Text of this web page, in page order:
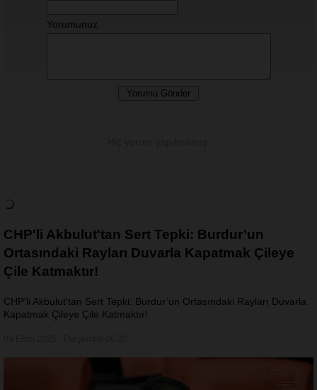
Yorumunuz
CHP'li Akbulut'tan Sert Tepki: Burdur’un
Ortasındaki Rayları Duvarla Kapatmak Çileye
Çile Katmaktır!
CHP'li Akbulut'tan Sert Tepki: Burdur’un Ortasındaki Rayları Duvarla
Kapatmak Çileye Çile Katmaktır!